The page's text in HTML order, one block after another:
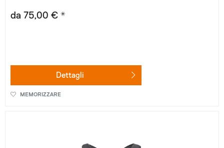
da 75,00 € *
Dettagli
MEMORIZZARE